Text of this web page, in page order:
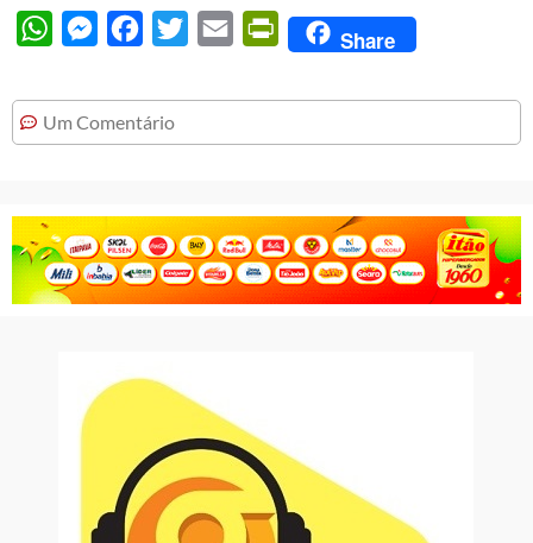
WhatsAppMessengerFacebook
Twitter Email PrintFriendly
Share
Um Comentário